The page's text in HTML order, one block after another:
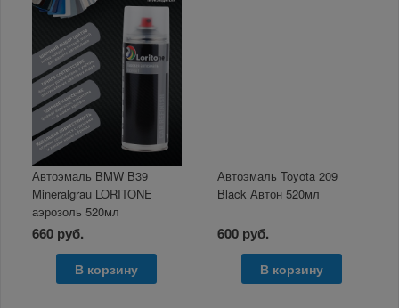
Автоэмаль BMW B39
Mineralgrau LORITONE
аэрозоль 520мл
660 руб.
В корзину
Автоэмаль Toyota 209
Black Автон 520мл
600 руб.
В корзину